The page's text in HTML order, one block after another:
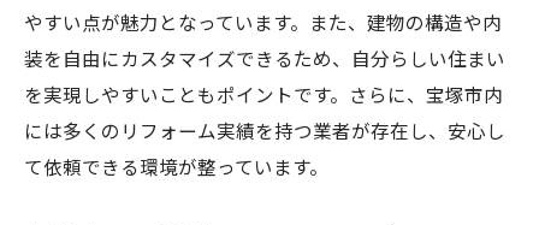
やすい点が魅力となっています。また、建物の構造や内
装を自由にカスタマイズできるため、自分らしい住まい
を実現しやすいこともポイントです。さらに、宝塚市内
には多くのリフォーム実績を持つ業者が存在し、安心し
て依頼できる環境が整っています。